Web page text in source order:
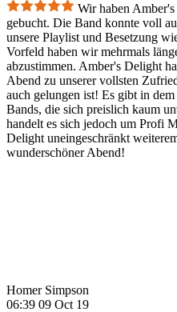
Wir haben
gebucht. Die Band konnte voll
unsere Playlist und Besetzung
Vorfeld haben wir mehrmals
abzustimmen. Amber's Delight
Abend zu unserer vollsten
auch gelungen ist! Es gibt in
Bands, die sich preislich kaum
handelt es sich jedoch um Profi
Delight uneingeschränkt
wunderschöner Abend!
Homer Simpson
06:39 09 Oct 19